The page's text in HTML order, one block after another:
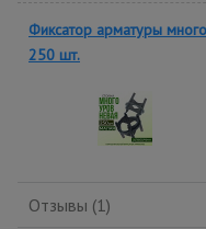
Фиксатор арматуры
250 шт.
Отзывы (1)